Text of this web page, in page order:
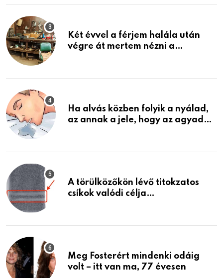
Két évvel a férjem halála után
végre át mertem nézni a
életemet
Ha alvás közben folyik a nyálad,
az annak a jele, hogy az agyad…
A törülközőkön lévő titokzatos
csíkok valódi célja…
Meg Fosterért mindenki odáig
volt – itt van ma, 77 évesen